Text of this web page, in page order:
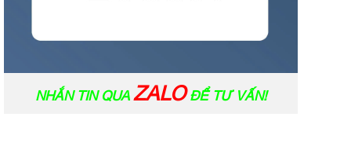
NHẮN TIN QUA ZALOĐỂ TƯ VẤN!